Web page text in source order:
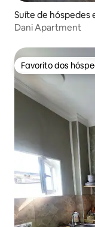
Suíte de hóspedes
Dani Apartment
Favorito dos
Favorito dos